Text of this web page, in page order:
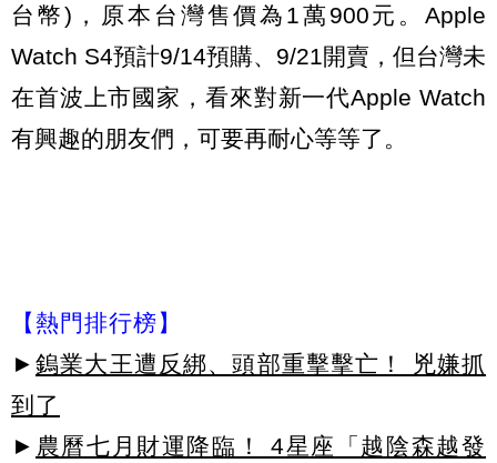
台幣)，原本台灣售價為1萬900元。Apple
Watch S4預計9/14預購、9/21開賣，但台灣未
在首波上市國家，看來對新一代Apple Watch
有興趣的朋友們，可要再耐心等等了。
【熱門排行榜】
► 鎢業大王遭反綁、頭部重擊擊亡！ 兇嫌抓
到了
► 農曆七月財運降臨！ 4星座「越陰森越發